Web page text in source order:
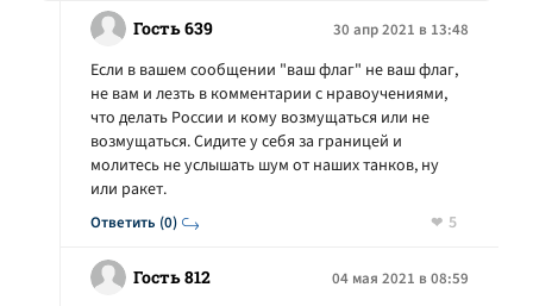
Гость 639 30 апр 2021 в 13:48
Ответить (0)
Если в вашем сообщении "ваш флаг" не ваш флаг,
не вам и лезть в комментарии с нравоучениями,
что делать России и кому возмущаться или не
возмущаться. Сидите у себя за границей и
молитесь не услышать шум от наших танков, ну
или ракет.
5
Гость 812 04 мая 2021 в 08:59